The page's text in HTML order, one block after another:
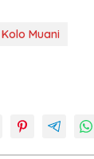
Muani